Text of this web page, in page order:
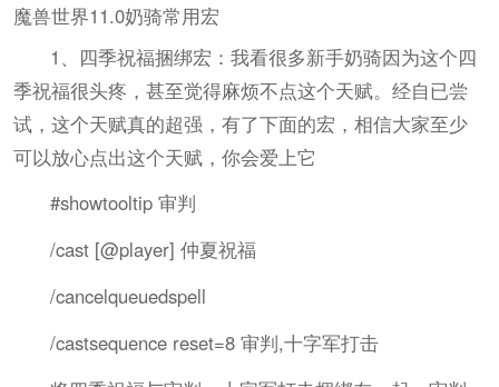
魔兽世界11.0奶骑常用宏
1、四季祝福捆绑宏：我看很多新手奶骑因为这个四
季祝福很头疼，甚至觉得麻烦不点这个天赋。经自已尝
试，这个天赋真的超强，有了下面的宏，相信大家至少
可以放心点出这个天赋，你会爱上它
#showtooltip 审判
/cast [@player] 仲夏祝福
/cancelqueuedspell
/castsequence reset=8 审判,十字军打击